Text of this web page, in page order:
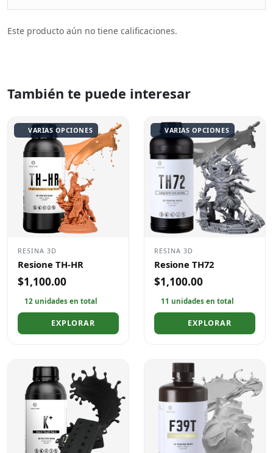
Este producto aún no tiene calificaciones.
También te puede interesar
VARIAS OPCIONES
RESINA 3D
Resione TH-HR
$1,100.00
12 unidades en total
EXPLORAR
VARIAS OPCIONES
RESINA 3D
Resione TH72
$1,100.00
11 unidades en total
EXPLORAR